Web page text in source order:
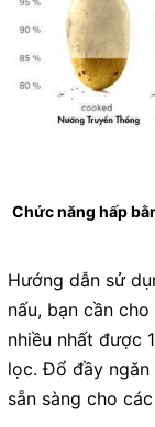
Chức năng hấp
Hướng dẫn sử
nấu, bạn cần
nhiều nhất được
lọc. Đổ đầy ngăn
sẵn sàng cho